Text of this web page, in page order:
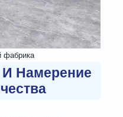
фабрика
И Намерение